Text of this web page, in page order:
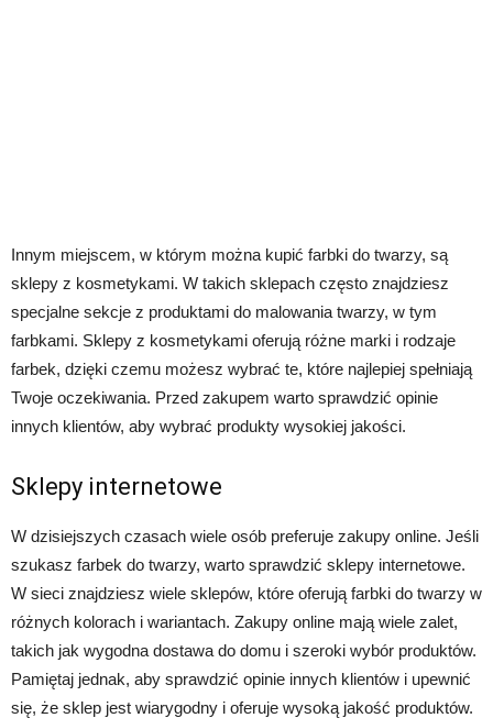
Innym miejscem, w którym można kupić farbki do twarzy, są
sklepy z kosmetykami. W takich sklepach często znajdziesz
specjalne sekcje z produktami do malowania twarzy, w tym
farbkami. Sklepy z kosmetykami oferują różne marki i rodzaje
farbek, dzięki czemu możesz wybrać te, które najlepiej spełniają
Twoje oczekiwania. Przed zakupem warto sprawdzić opinie
innych klientów, aby wybrać produkty wysokiej jakości.
Sklepy internetowe
W dzisiejszych czasach wiele osób preferuje zakupy online. Jeśli
szukasz farbek do twarzy, warto sprawdzić sklepy internetowe.
W sieci znajdziesz wiele sklepów, które oferują farbki do twarzy w
różnych kolorach i wariantach. Zakupy online mają wiele zalet,
takich jak wygodna dostawa do domu i szeroki wybór produktów.
Pamiętaj jednak, aby sprawdzić opinie innych klientów i upewnić
się, że sklep jest wiarygodny i oferuje wysoką jakość produktów.